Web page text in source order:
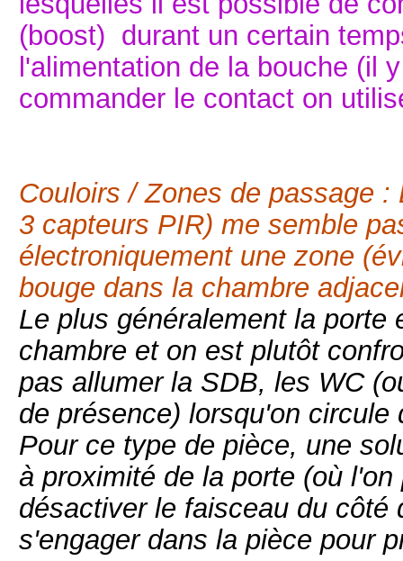
(boost) durant un certain
l'alimentation de la bouche (il
commander le contact on
Couloirs / Zones de passage
3 capteurs PIR) me semble
électroniquement une zone
bouge dans la chambre
Le plus généralement la porte
chambre et on est plutôt
pas allumer la SDB, les WC
de présence) lorsqu'on
Pour ce type de pièce, une
à proximité de la porte (où
désactiver le faisceau du côté
s'engager dans la pièce pour